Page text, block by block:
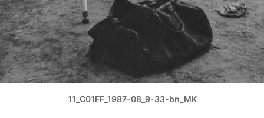
11_C01FF_1987-08_9-33-bn_MK